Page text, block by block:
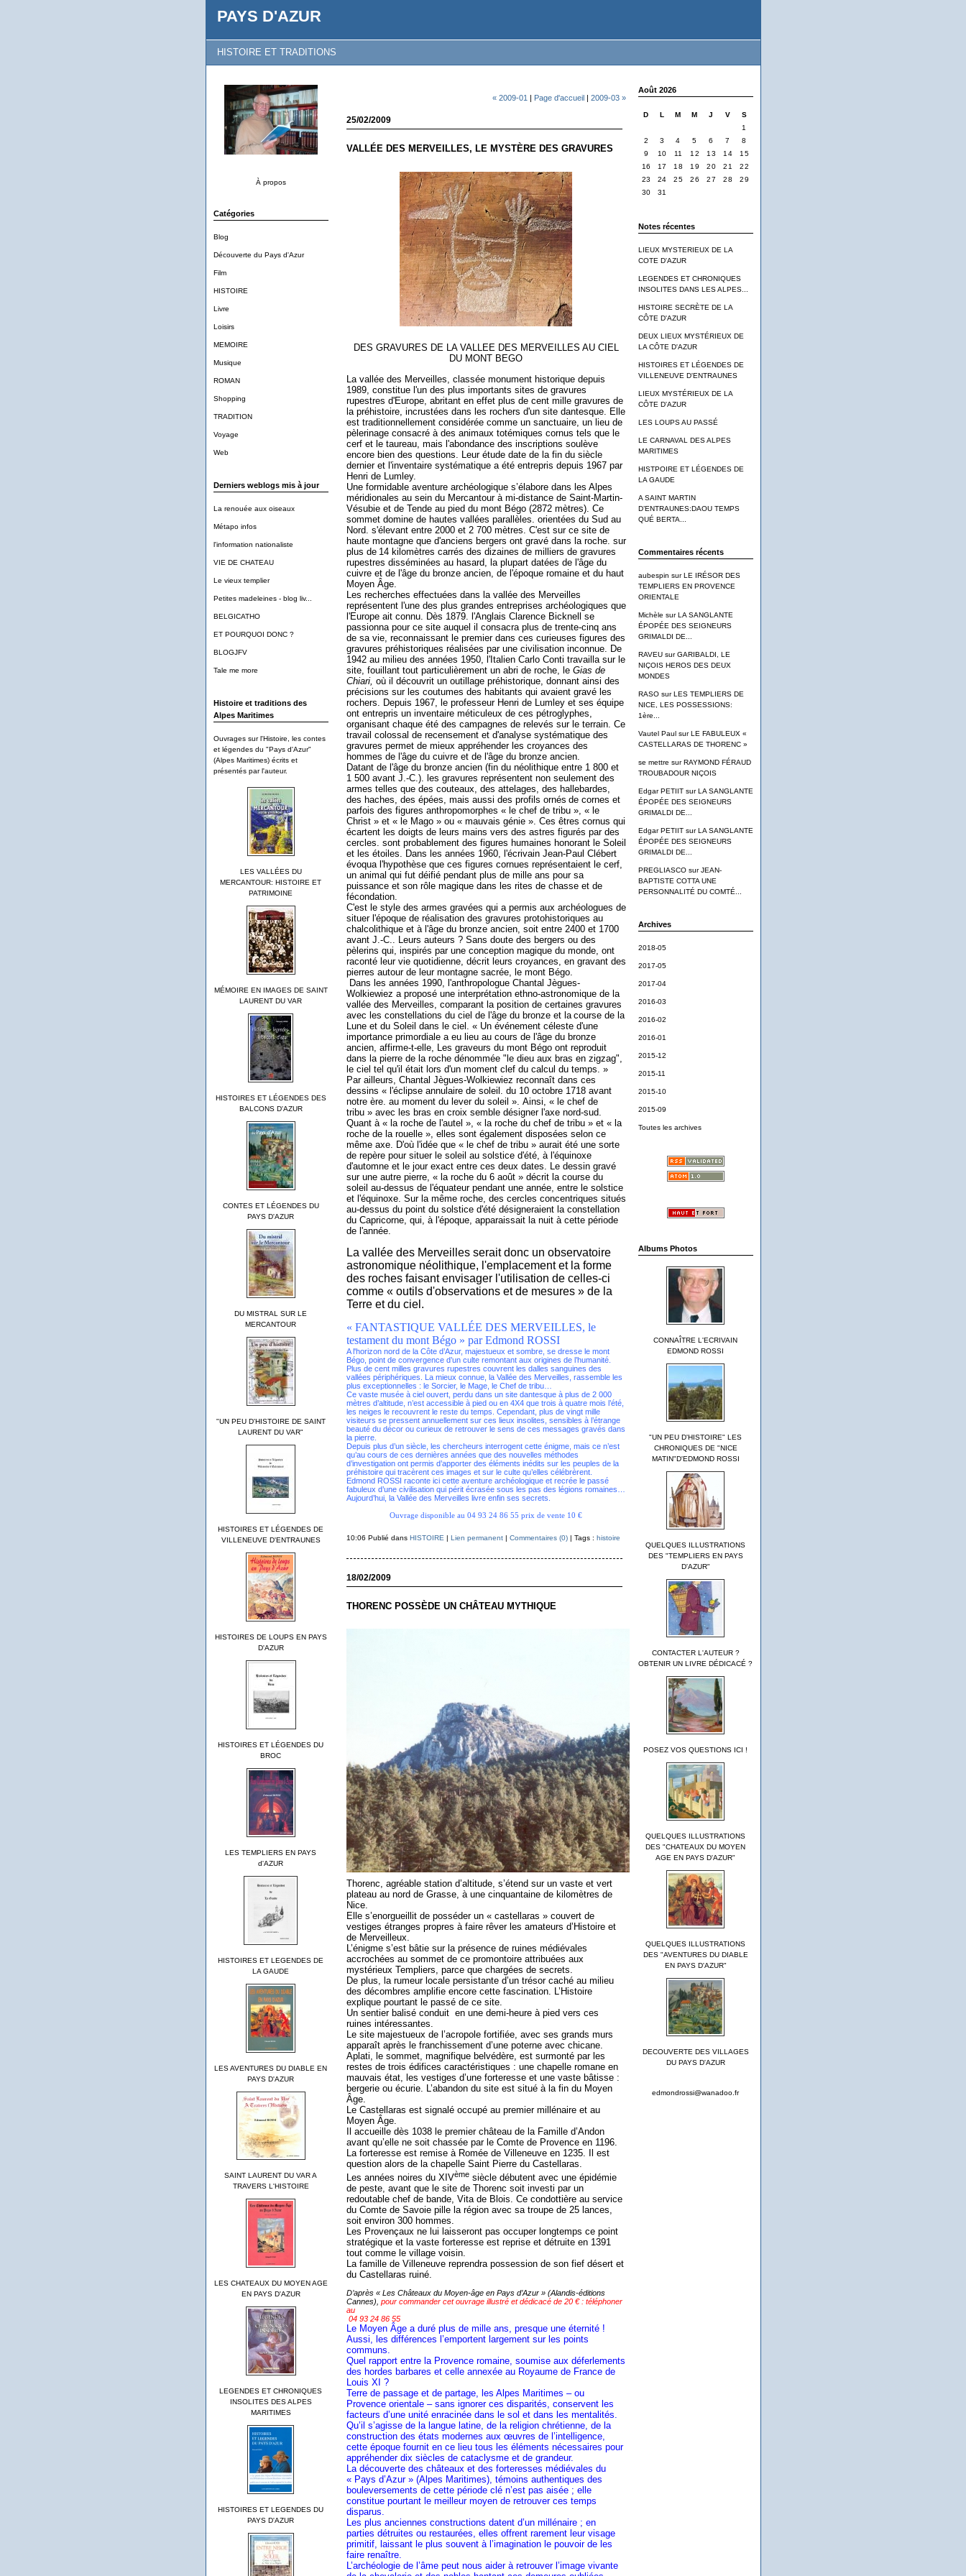
PAYS D'AZUR
HISTOIRE ET TRADITIONS
À propos
Catégories
Blog
Découverte du Pays d'Azur
Film
HISTOIRE
Livre
Loisirs
MEMOIRE
Musique
ROMAN
Shopping
TRADITION
Voyage
Web
Derniers weblogs mis à jour
La renouée aux oiseaux
Métapo infos
l'information nationaliste
VIE DE CHATEAU
Le vieux templier
Petites madeleines - blog liv...
BELGICATHO
ET POURQUOI DONC ?
BLOGJFV
Tale me more
Histoire et traditions des
Alpes Maritimes
Ouvrages sur l'Histoire, les contes
et légendes du "Pays d'Azur"
(Alpes Maritimes) écrits et
présentés par l'auteur.
LES VALLÉES DU
MERCANTOUR: HISTOIRE ET
PATRIMOINE
MÉMOIRE EN IMAGES DE SAINT
LAURENT DU VAR
HISTOIRES ET LÉGENDES DES
BALCONS D'AZUR
CONTES ET LÉGENDES DU
PAYS D'AZUR
DU MISTRAL SUR LE
MERCANTOUR
"UN PEU D'HISTOIRE DE SAINT
LAURENT DU VAR"
HISTOIRES ET LÉGENDES DE
VILLENEUVE D'ENTRAUNES
HISTOIRES DE LOUPS EN PAYS
D'AZUR
HISTOIRES ET LÉGENDES DU
BROC
LES TEMPLIERS EN PAYS
d'AZUR
HISTOIRES ET LEGENDES DE
LA GAUDE
LES AVENTURES DU DIABLE EN
PAYS D'AZUR
SAINT LAURENT DU VAR A
TRAVERS L'HISTOIRE
LES CHATEAUX DU MOYEN AGE
EN PAYS D'AZUR
LEGENDES ET CHRONIQUES
INSOLITES DES ALPES
MARITIMES
HISTOIRES ET LEGENDES DU
PAYS D'AZUR
Août 2026
D L M M J V
S
1
2
3 4 5 6 7
8
9
10 11 12 13 14
15
16
17 18 19 20 21
22
23
24 25 26 27 28
29
30
31
Notes récentes
LIEUX MYSTERIEUX DE LA
COTE D'AZUR
LEGENDES ET CHRONIQUES
INSOLITES DANS LES ALPES...
HISTOIRE SECRÈTE DE LA
CÔTE D'AZUR
DEUX LIEUX MYSTÉRIEUX DE
LA CÔTE D'AZUR
HISTOIRES ET LÉGENDES DE
VILLENEUVE D'ENTRAUNES
LIEUX MYSTÉRIEUX DE LA
CÔTE D'AZUR
LES LOUPS AU PASSÉ
LE CARNAVAL DES ALPES
MARITIMES
HISTPOIRE ET LÉGENDES DE
LA GAUDE
A SAINT MARTIN
D’ENTRAUNES:DAOU TEMPS
QUÉ BERTA...
Commentaires récents
aubespin surLE IRÉSOR DES
TEMPLIERS EN PROVENCE
ORIENTALE
Michèle surLA SANGLANTE
ÉPOPÉE DES SEIGNEURS
GRIMALDI DE...
RAVEUsurGARIBALDI, LE
NIÇOIS HEROS DES DEUX
MONDES
RASOsurLES TEMPLIERS DE
NICE, LES POSSESSIONS:
1ère...
Vautel PaulsurLE FABULEUX «
CASTELLARAS DE THORENC »
se mettre surRAYMOND FÉRAUD
TROUBADOUR NIÇOIS
Edgar PETIITsurLA SANGLANTE
ÉPOPÉE DES SEIGNEURS
GRIMALDI DE...
Edgar PETIITsurLA SANGLANTE
ÉPOPÉE DES SEIGNEURS
GRIMALDI DE...
PREGLIASCOsurJEAN-
BAPTISTE COTTA UNE
PERSONNALITÉ DU COMTÉ...
Archives
2018-05
2017-05
2017-04
2016-03
2016-02
2016-01
2015-12
2015-11
2015-10
2015-09
Toutes les archives
Albums Photos
CONNAÎTRE L'ECRIVAIN
EDMOND ROSSI
"UN PEU D'HISTOIRE" LES
CHRONIQUES DE "NICE
MATIN"D'EDMOND ROSSI
QUELQUES ILLUSTRATIONS
DES "TEMPLIERS EN PAYS
D'AZUR"
CONTACTER L'AUTEUR ?
OBTENIR UN LIVRE DÉDICACÉ ?
POSEZ VOS QUESTIONS ICI !
QUELQUES ILLUSTRATIONS
DES "CHATEAUX DU MOYEN
AGE EN PAYS D'AZUR"
QUELQUES ILLUSTRATIONS
DES "AVENTURES DU DIABLE
EN PAYS D'AZUR"
DECOUVERTE DES VILLAGES
DU PAYS D'AZUR
edmondrossi@wanadoo.fr
« 2009-01 | Page d'accueil| 2009-03 »
25/02/2009
VALLÉE DES MERVEILLES, LE MYSTÈRE DES GRAVURES
DES GRAVURES DE LA VALLEE DES MERVEILLES AU CIEL
DU MONT BEGO
La vallée des Merveilles, classée monument historique depuis
1989, constitue l'un des plus importants sites de gravures
rupestres d'Europe, abritant en effet plus de cent mille gravures de
la préhistoire, incrustées dans les rochers d'un site dantesque. Elle
est traditionnellement considérée comme un sanctuaire, un lieu de
pèlerinage consacré à des animaux totémiques cornus tels que le
cerf et le taureau, mais l'abondance des inscriptions soulève
encore bien des questions. Leur étude date de la fin du siècle
dernier et l'inventaire systématique a été entrepris depuis 1967 par
Henri de Lumley.
Une formidable aventure archéologique s’élabore dans les Alpes
méridionales au sein du Mercantour à mi-distance de Saint-Martin-
Vésubie et de Tende au pied du mont Bégo (2872 mètres). Ce
sommet domine de hautes vallées parallèles. orientées du Sud au
Nord. s'élevant entre 2000 et 2 700 mètres. C'est sur ce site de
haute montagne que d'anciens bergers ont gravé dans la roche. sur
plus de 14 kilomètres carrés des dizaines de milliers de gravures
rupestres disséminées au hasard, la plupart datées de l'âge du
cuivre et de l'âge du bronze ancien, de l'époque romaine et du haut
Moyen Âge.
Les recherches effectuées dans la vallée des Merveilles
représentent l'une des plus grandes entreprises archéologiques que
l'Europe ait connu. Dès 1879. l'Anglais Clarence Bicknell se
passionna pour ce site auquel il consacra plus de trente-cinq ans
de sa vie, reconnaissant le premier dans ces curieuses figures des
gravures préhistoriques réalisées par une civilisation inconnue. De
1942 au milieu des années 1950, l'Italien Carlo Conti travailla sur le
site, fouillant tout particulièrement un abri de roche, le Gias de
Chiari, où il découvrit un outillage préhistorique, donnant ainsi des
précisions sur les coutumes des habitants qui avaient gravé les
rochers. Depuis 1967, le professeur Henri de Lumley et ses équipe
ont entrepris un inventaire méticuleux de ces pétroglyphes,
organisant chaque été des campagnes de relevés sur le terrain. Ce
travail colossal de recensement et d'analyse systématique des
gravures permet de mieux appréhender les croyances des
hommes de l'âge du cuivre et de l'âge du bronze ancien.
Datant de l'âge du bronze ancien (fin du néolithique entre 1 800 et
1 500 avant J.-C.). les gravures représentent non seulement des
armes telles que des couteaux, des attelages, des hallebardes,
des haches, des épées, mais aussi des profils ornés de cornes et
parfois des figures anthropomorphes « le chef de tribu », « le
Christ » et « le Mago » ou « mauvais génie ». Ces êtres cornus qui
écartent les doigts de leurs mains vers des astres figurés par des
cercles. sont probablement des figures humaines honorant le Soleil
et les étoiles. Dans les années 1960, l'écrivain Jean-Paul Clébert
évoqua l'hypothèse que ces figures cornues représentaient le cerf,
un animal qui fut déifié pendant plus de mille ans pour sa
puissance et son rôle magique dans les rites de chasse et de
fécondation.
C'est le style des armes gravées qui a permis aux archéologues de
situer l'époque de réalisation des gravures protohistoriques au
chalcolithique et à l'âge du bronze ancien, soit entre 2400 et 1700
avant J.-C.. Leurs auteurs ? Sans doute des bergers ou des
pèlerins qui, inspirés par une conception magique du monde, ont
raconté leur vie quotidienne, décrit leurs croyances, en gravant des
pierres autour de leur montagne sacrée, le mont Bégo.
Dans les années 1990, l'anthropologue Chantal Jègues-
Wolkiewiez a proposé une interprétation ethno-astronomique de la
vallée des Merveilles, comparant la position de certaines gravures
avec les constellations du ciel de l'âge du bronze et la course de la
Lune et du Soleil dans le ciel. « Un événement céleste d'une
importance primordiale a eu lieu au cours de l'âge du bronze
ancien, affirme-t-elle, Les graveurs du mont Bégo ont reproduit
dans la pierre de la roche dénommée "le dieu aux bras en zigzag",
le ciel tel qu'il était lors d'un moment clef du calcul du temps. »
Par ailleurs, Chantal Jègues-Wolkiewiez reconnaît dans ces
dessins « l'éclipse annulaire de soleil. du 10 octobre 1718 avant
notre ère. au moment du lever du soleil ». Ainsi, « le chef de
tribu » avec les bras en croix semble désigner l'axe nord-sud.
Quant à « la roche de l'autel », « la roche du chef de tribu » et « la
roche de la rouelle », elles sont également disposées selon ce
même axe. D'où l'idée que « le chef de tribu » aurait été une sorte
de repère pour situer le soleil au solstice d'été, à l'équinoxe
d'automne et le jour exact entre ces deux dates. Le dessin gravé
sur une autre pierre, « la roche du 6 août » décrit la course du
soleil au-dessus de l'équateur pendant une année, entre le solstice
et l'équinoxe. Sur la même roche, des cercles concentriques situés
au-dessus du point du solstice d'été désigneraient la constellation
du Capricorne, qui, à l'époque, apparaissait la nuit à cette période
de l'année.
La vallée des Merveilles serait donc un observatoire
astronomique néolithique, l'emplacement et la forme
des roches faisant envisager l'utilisation de celles-ci
comme « outils d'observations et de mesures » de la
Terre et du ciel.
« FANTASTIQUE VALLÉE DES MERVEILLES, le
testament du mont Bégo » par Edmond ROSSI
A l'horizon nord de la Côte d’Azur, majestueux et sombre, se dresse le mont
Bégo, point de convergence d’un culte remontant aux origines de l’humanité.
Plus de cent milles gravures rupestres couvrent les dalles sanguines des
vallées périphériques. La mieux connue, la Vallée des Merveilles, rassemble les
plus exceptionnelles : le Sorcier, le Mage, le Chef de tribu…
Ce vaste musée à ciel ouvert, perdu dans un site dantesque à plus de 2 000
mètres d’altitude, n’est accessible à pied ou en 4X4 que trois à quatre mois l’été,
les neiges le recouvrent le reste du temps. Cependant, plus de vingt mille
visiteurs se pressent annuellement sur ces lieux insolites, sensibles à l’étrange
beauté du décor ou curieux de retrouver le sens de ces messages gravés dans
la pierre.
Depuis plus d’un siècle, les chercheurs interrogent cette énigme, mais ce n’est
qu’au cours de ces dernières années que des nouvelles méthodes
d’investigation ont permis d’apporter des éléments inédits sur les peuples de la
préhistoire qui tracèrent ces images et sur le culte qu’elles célébrèrent.
Edmond ROSSI raconte ici cette aventure archéologique et recrée le passé
fabuleux d’une civilisation qui périt écrasée sous les pas des légions romaines…
Aujourd’hui, la Vallée des Merveilles livre enfin ses secrets.
Ouvrage disponible au 04 93 24 86 55 prix de vente 10 €
10:06 Publié dans HISTOIRE | Lien permanent| Commentaires (0)| Tags : histoire
18/02/2009
THORENC POSSÈDE UN CHÂTEAU MYTHIQUE
Thorenc, agréable station d’altitude, s’étend sur un vaste et vert
plateau au nord de Grasse, à une cinquantaine de kilomètres de
Nice.
Elle s’enorgueillit de posséder un « castellaras » couvert de
vestiges étranges propres à faire rêver les amateurs d’Histoire et
de Merveilleux.
L’énigme s’est bâtie sur la présence de ruines médiévales
accrochées au sommet de ce promontoire attribuées aux
mystérieux Templiers, parce que chargées de secrets.
De plus, la rumeur locale persistante d’un trésor caché au milieu
des décombres amplifie encore cette fascination. L’Histoire
explique pourtant le passé de ce site.
Un sentier balisé conduit en une demi-heure à pied vers ces
ruines intéressantes.
Le site majestueux de l’acropole fortifiée, avec ses grands murs
apparaît après le franchissement d’une poterne avec chicane.
Aplati, le sommet, magnifique belvédère, est surmonté par les
restes de trois édifices caractéristiques : une chapelle romane en
mauvais état, les vestiges d’une forteresse et une vaste bâtisse :
bergerie ou écurie. L’abandon du site est situé à la fin du Moyen
Âge.
Le Castellaras est signalé occupé au premier millénaire et au
Moyen Âge.
Il accueille dès 1038 le premier château de la Famille d’Andon
avant qu’elle ne soit chassée par le Comte de Provence en 1196.
La forteresse est remise à Romée de Villeneuve en 1235. Il est
question alors de la chapelle Saint Pierre du Castellaras.
Les années noires du XIVèmesiècle débutent avec une épidémie
de peste, avant que le site de Thorenc soit investi par un
redoutable chef de bande, Vita de Blois. Ce condottière au service
du Comte de Savoie pille la région avec sa troupe de 25 lances,
soit environ 300 hommes.
Les Provençaux ne lui laisseront pas occuper longtemps ce point
stratégique et la vaste forteresse est reprise et détruite en 1391
tout comme le village voisin.
La famille de Villeneuve reprendra possession de son fief désert et
du Castellaras ruiné.
D’après « Les Châteaux du Moyen-âge en Pays d’Azur » (Alandis-éditions
Cannes), pour commander cet ouvrage illustré et dédicacé de 20 € : téléphoner
au
04 93 24 86 55
Le Moyen Âge a duré plus de mille ans, presque une éternité !
Aussi, les différences l’emportent largement sur les points
communs.
Quel rapport entre la Provence romaine, soumise aux déferlements
des hordes barbares et celle annexée au Royaume de France de
Louis XI ?
Terre de passage et de partage, les Alpes Maritimes – ou
Provence orientale – sans ignorer ces disparités, conservent les
facteurs d’une unité enracinée dans le sol et dans les mentalités.
Qu’il s’agisse de la langue latine, de la religion chrétienne, de la
construction des états modernes aux œuvres de l’intelligence,
cette époque fournit en ce lieu tous les éléments nécessaires pour
appréhender dix siècles de cataclysme et de grandeur.
La découverte des châteaux et des forteresses médiévales du
« Pays d’Azur » (Alpes Maritimes), témoins authentiques des
bouleversements de cette période clé n’est pas aisée ; elle
constitue pourtant le meilleur moyen de retrouver ces temps
disparus.
Les plus anciennes constructions datent d’un millénaire ; en
parties détruites ou restaurées, elles offrent rarement leur visage
primitif, laissant le plus souvent à l’imagination le pouvoir de les
faire renaître.
L’archéologie de l’âme peut nous aider à retrouver l’image vivante